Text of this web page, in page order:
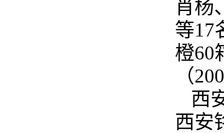
肖杨
等17
橙60
（
西
西安